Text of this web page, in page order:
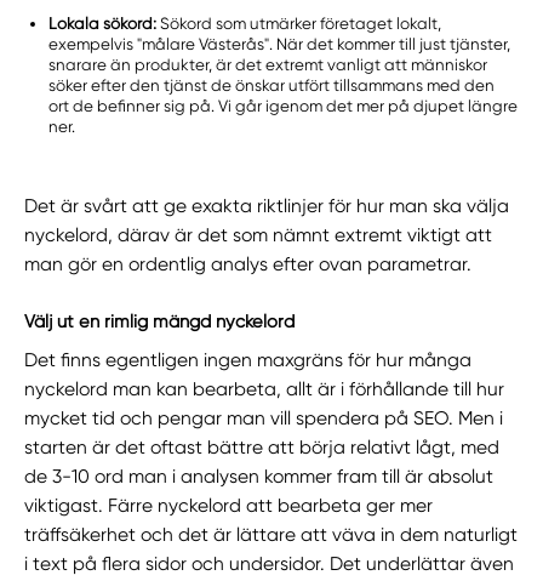
Lokala sökord: Sökord som utmärker företaget lokalt,
exempelvis "målare Västerås". När det kommer till just tjänster,
snarare än produkter, är det extremt vanligt att människor
söker efter den tjänst de önskar utfört tillsammans med den
ort de befinner sig på. Vi går igenom det mer på djupet längre
ner.
Det är svårt att ge exakta riktlinjer för hur man ska välja
nyckelord, därav är det som nämnt extremt viktigt att
man gör en ordentlig analys efter ovan parametrar.
Välj ut en rimlig mängd nyckelord
Det finns egentligen ingen maxgräns för hur många
nyckelord man kan bearbeta, allt är i förhållande till hur
mycket tid och pengar man vill spendera på SEO. Men i
starten är det oftast bättre att börja relativt lågt, med
de 3-10 ord man i analysen kommer fram till är absolut
viktigast. Färre nyckelord att bearbeta ger mer
träffsäkerhet och det är lättare att väva in dem naturligt
i text på flera sidor och undersidor. Det underlättar även